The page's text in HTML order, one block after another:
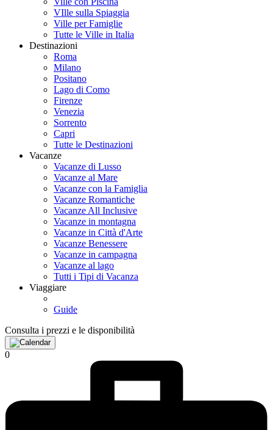
VIlle sulla Spiaggia
Ville per Famiglie
Tutte le Ville in Italia
Destinazioni
Roma
Milano
Positano
Lago di Como
Firenze
Venezia
Sorrento
Capri
Tutte le Destinazioni
Vacanze
Vacanze di Lusso
Vacanze al Mare
Vacanze con la Famiglia
Vacanze Romantiche
Vacanze All Inclusive
Vacanze in montagna
Vacanze in Città d'Arte
Vacanze Benessere
Vacanze in campagna
Vacanze al lago
Tutti i Tipi di Vacanza
Viaggiare
Guide
Consulta i prezzi e le disponibilità
0